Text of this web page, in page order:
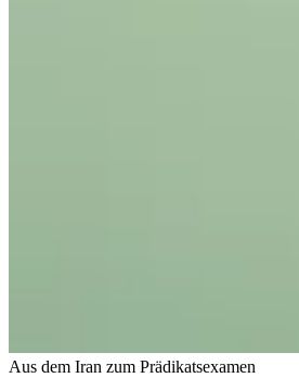
Aus dem Iran zum Prädikatsexamen